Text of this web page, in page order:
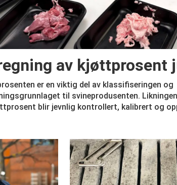
av kjøttprosent
er en viktig del av klassifiseringen og
til svineprodusenten.
blir jevnlig kontrollert, kalibrert og